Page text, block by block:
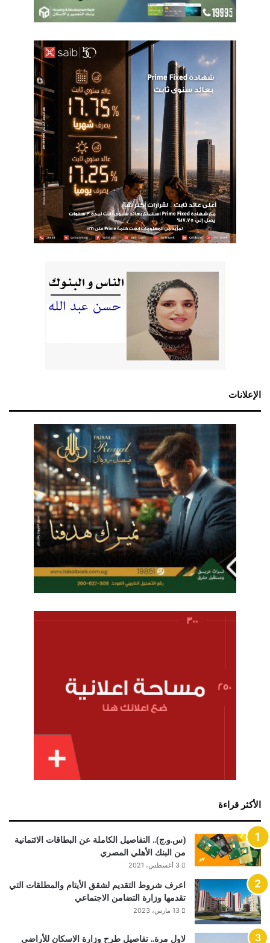
الإعلانات
الأكثر قراءة
(س.و.ج).. التفاصيل الكاملة عن البطاقات الائتمانية
من البنك الأهلي المصري
3 أغسطس، 2021
اعرف شروط التقديم لشقق الأيتام والمطلقات التي
تقدمها وزارة التضامن الاجتماعي
13 مارس، 2023
لاول مرة.. تفاصيل طرح وزارة الاسكان للأراضى